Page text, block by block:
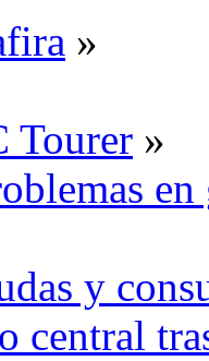
»
Tourer »
y
central